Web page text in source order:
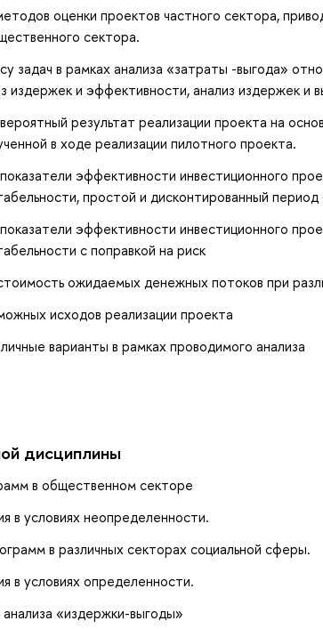
оценки проектов частного сектора,
сектора.
задач в рамках анализа «затраты -выгода»
издержек и эффективности, анализ издержек и
результат реализации проекта на
в ходе реализации пилотного проекта.
эффективности инвестиционного
простой и дисконтированный период
эффективности инвестиционного
с поправкой на риск
ожидаемых денежных потоков при
исходов реализации проекта
варианты в рамках проводимого анализа
дисциплины
в общественном секторе
в условиях неопределенности.
в различных секторах социальной сферы.
в условиях определенности.
«издержки-выгоды»